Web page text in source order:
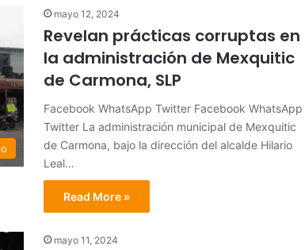
mayo 12, 2024
Revelan prácticas corruptas en
la administración de Mexquitic
de Carmona, SLP
Facebook WhatsApp Twitter Facebook WhatsApp
Twitter La administración municipal de Mexquitic
de Carmona, bajo la dirección del alcalde Hilario
Leal…
Read More »
mayo 11, 2024